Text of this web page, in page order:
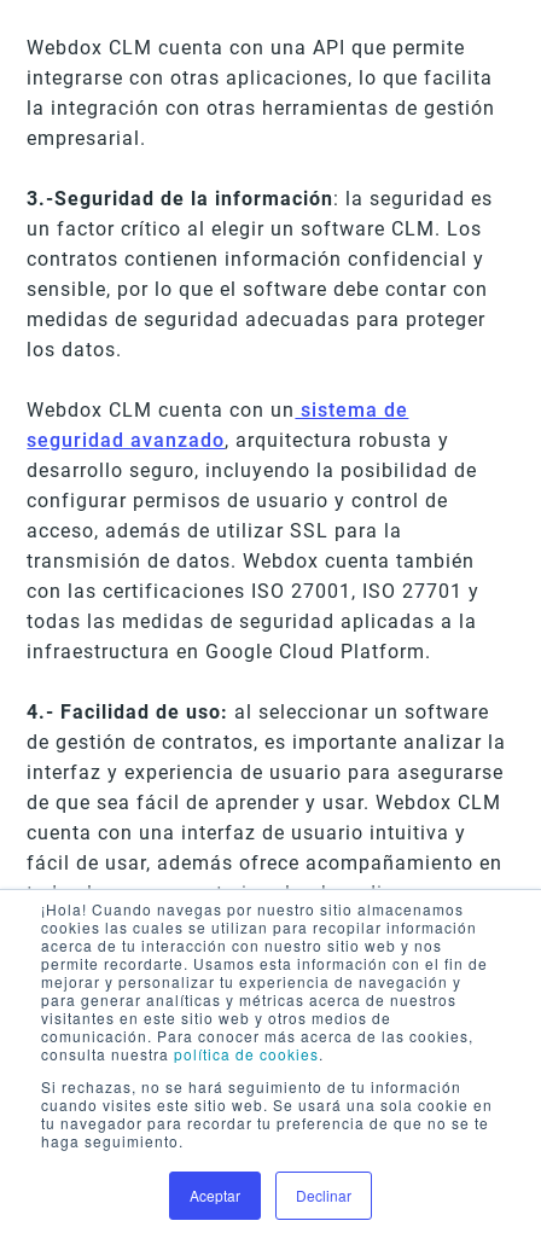
¡Hola! Cuando navegas por nuestro sitio almacenamos
cookies las cuales se utilizan para recopilar información
acerca de tu interacción con nuestro sitio web y nos
permite recordarte. Usamos esta información con el fin de
mejorar y personalizar tu experiencia de navegación y
para generar analíticas y métricas acerca de nuestros
visitantes en este sitio web y otros medios de
comunicación. Para conocer más acerca de las cookies,
consulta nuestra política de cookies.
Si rechazas, no se hará seguimiento de tu información
cuando visites este sitio web. Se usará una sola cookie en
tu navegador para recordar tu preferencia de que no se te
haga seguimiento.
Aceptar Declinar
Webdox CLM cuenta con una API que permite
integrarse con otras aplicaciones, lo que facilita
la integración con otras herramientas de gestión
empresarial.
3.-Seguridad de la información: la seguridad es
un factor crítico al elegir un software CLM. Los
contratos contienen información confidencial y
sensible, por lo que el software debe contar con
medidas de seguridad adecuadas para proteger
los datos.
Webdox CLM cuenta con un sistema de
seguridad avanzado, arquitectura robusta y
desarrollo seguro, incluyendo la posibilidad de
configurar permisos de usuario y control de
acceso, además de utilizar SSL para la
transmisión de datos. Webdox cuenta también
con las certificaciones ISO 27001, ISO 27701 y
todas las medidas de seguridad aplicadas a la
infraestructura en Google Cloud Platform.
4.- Facilidad de uso: al seleccionar un software
de gestión de contratos, es importante analizar la
interfaz y experiencia de usuario para asegurarse
de que sea fácil de aprender y usar. Webdox CLM
cuenta con una interfaz de usuario intuitiva y
fácil de usar, además ofrece acompañamiento en
todo el proceso posterior al onboarding.
5. Soporte y servicio al cliente:verificar si el
proveedor del software CLM ofrece soporte y
servicio al cliente, es crítico. ¿Hay soporte
técnico disponible para ayudar con preguntas o
Webdox CLM cuenta con un equipo de soporte
idiosincrasia de cada país. El equipo de expertos
está disponible para ayudar a resolver
Agendar Demo